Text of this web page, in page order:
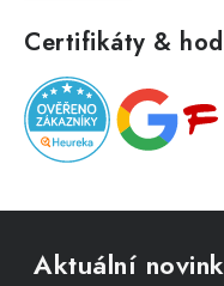
Certifikáty &
Aktuální